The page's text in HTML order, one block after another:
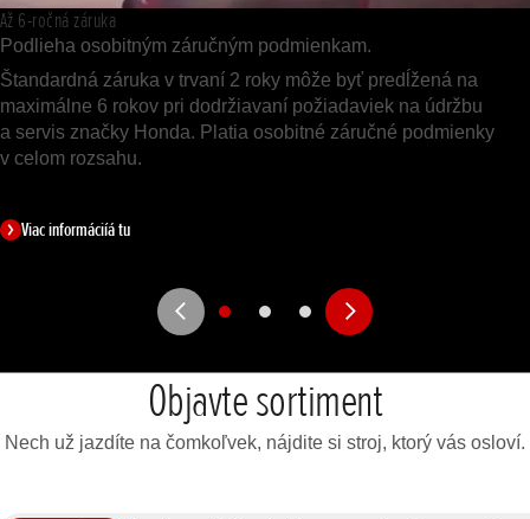
Až 6-ročná záruka
Podlieha osobitným záručným podmienkam.
Štandardná záruka v trvaní 2 roky môže byť predĺžená na
maximálne 6 rokov pri dodržiavaní požiadaviek na údržbu
a servis značky Honda. Platia osobitné záručné podmienky
v celom rozsahu.
Viac informáciíá tu
Objavte sortiment
Nech už jazdíte na čomkoľvek, nájdite si stroj, ktorý vás osloví.